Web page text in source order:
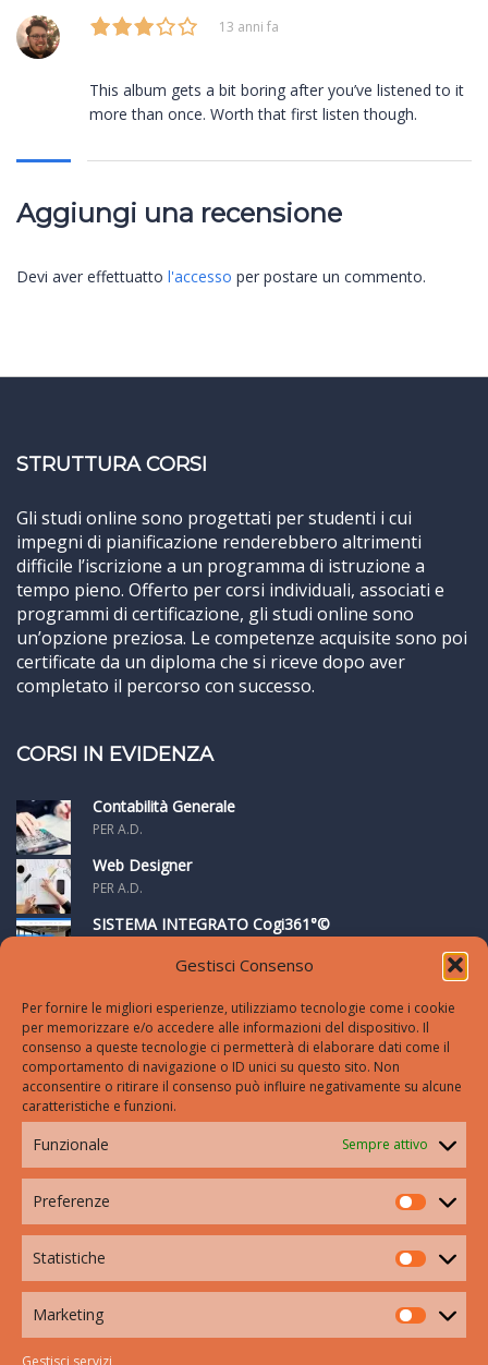
Gestisci Consenso
Per fornire le migliori esperienze, utilizziamo tecnologie come i cookie
per memorizzare e/o accedere alle informazioni del dispositivo. Il
consenso a queste tecnologie ci permetterà di elaborare dati come il
comportamento di navigazione o ID unici su questo sito. Non
acconsentire o ritirare il consenso può influire negativamente su alcune
caratteristiche e funzioni.
Funzionale Sempre attivo
Preferenze
Statistiche
Marketing
Gestisci servizi
13 anni fa
This album gets a bit boring after you’ve listened to it
more than once. Worth that first listen though.
Aggiungi una recensione
Devi aver effettuatto l'accesso per postare un commento.
STRUTTURA CORSI
Gli studi online sono progettati per studenti i cui
impegni di pianificazione renderebbero altrimenti
difficile l’iscrizione a un programma di istruzione a
tempo pieno. Offerto per corsi individuali, associati e
programmi di certificazione, gli studi online sono
un’opzione preziosa. Le competenze acquisite sono poi
certificate da un diploma che si riceve dopo aver
completato il percorso con successo.
CORSI IN EVIDENZA
Contabilità Generale
PER A.D.
Web Designer
PER A.D.
SISTEMA INTEGRATO Cogi361°©
SETTORI
COOKIE POLICY (UE)
DICHIARAZIONE SULLA PRIVACY (UE)
HOME
CONTATTI
Via IV Novembre 38/c,
Crema (Cr)